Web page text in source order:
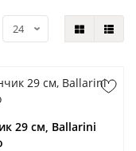
29 см, Ballarini